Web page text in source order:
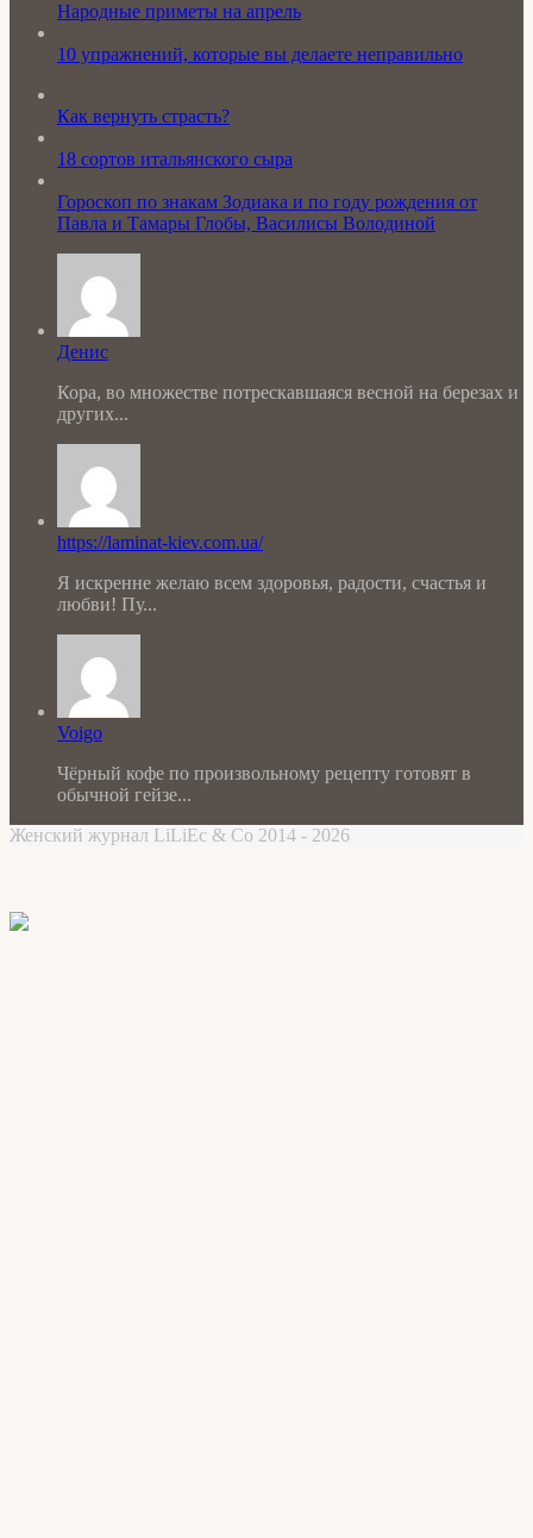
Народные приметы на апрель
10 упражнений, которые вы делаете неправильно
Как вернуть страсть?
18 сортов итальянского сыра
Гороскоп по знакам Зодиака и по году рождения от
Павла и Тамары Глобы, Василисы Володиной
Денис
Кора, во множестве потрескавшаяся весной на березах и
других...
https://laminat-kiev.com.ua/
Я искренне желаю всем здоровья, радости, счастья и
любви! Пу...
Voigo
Чёрный кофе по произвольному рецепту готовят в
обычной гейзе...
Женский журнал LiLiEc & Co 2014 - 2026
button